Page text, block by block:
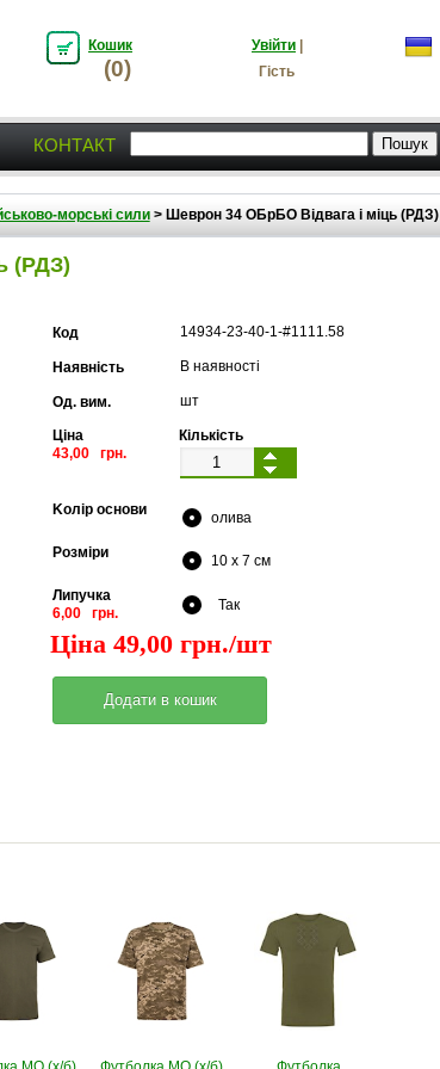
Кошик
(0)
Увійти
Гість
КОНТАКТ
морські сили> Шеврон 34 ОБрБО Відвага і міць (РДЗ)
(РДЗ)
Код 14934-23-40-1-#1111.58
Наявність В наявності
Од. вим. шт
Ціна
43,00 грн.
Кількість
Kолір основи
олива
Pозміри
10 x 7 см
Липучка
6,00 грн.
Так
Ціна 49,00 грн./шт